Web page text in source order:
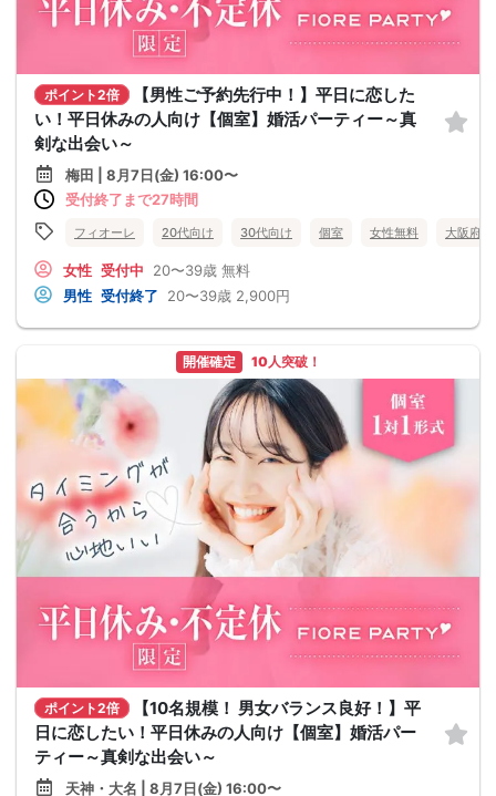
ポイント2倍
【男性ご予約先行中！】平日に恋した
い！平日休みの人向け【個室】婚活パーティー～真
剣な出会い～
梅田 | 8月7日(金) 16:00〜
受付終了まで27時間
フィオーレ 20代向け 30代向け 個室 女性無料 大阪府
女性 受付中 20〜39歳 無料
男性 受付終了 20〜39歳 2,900円
開催確定 10人突破！
ポイント2倍
【10名規模！ 男女バランス良好！】平
日に恋したい！平日休みの人向け【個室】婚活パー
ティー～真剣な出会い～
天神・大名 | 8月7日(金) 16:00〜